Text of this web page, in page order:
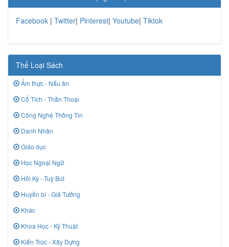
Facebook | Twitter| Pinterest| Youtube| Tiktok
Thể Loại Sách
Ẩm thực - Nấu ăn
Cổ Tích - Thần Thoại
Công Nghệ Thông Tin
Danh Nhân
Giáo dục
Học Ngoại Ngữ
Hồi Ký - Tuỳ Bút
Huyền bí - Giả Tưởng
Khác
Khoa Học - Kỹ Thuật
Kiến Trúc - Xây Dựng